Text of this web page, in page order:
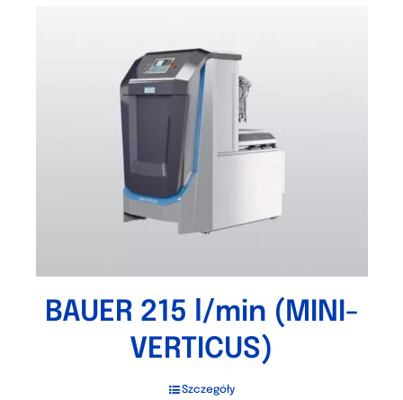
BAUER 215 l/min (MINI-
VERTICUS)
Szczegóły